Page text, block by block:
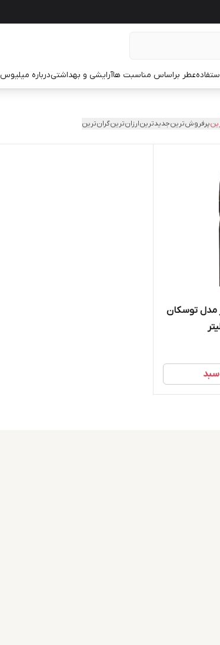
عطر براساس مناسبت هاآرایشی و بهداشتیدرباره میلیوس
پرفروش‌ترینجدیدترینارزان‌ترینگران‌ترین
مدل توسکان
سبد